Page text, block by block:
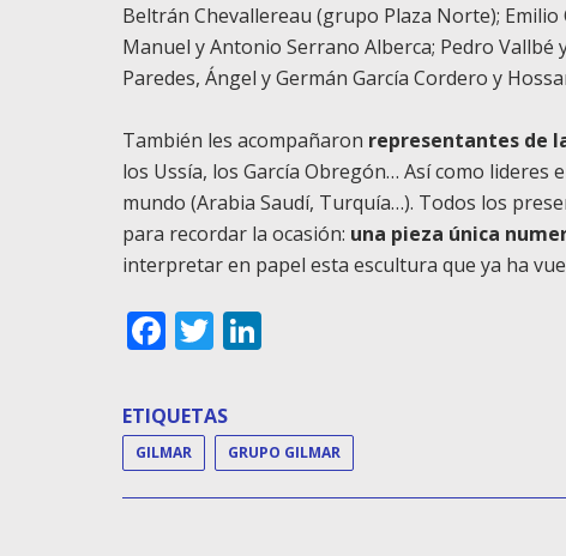
Beltrán Chevallereau (grupo Plaza Norte);
Manuel y Antonio Serrano Alberca; Pedro Vallbé
Paredes, Ángel y Germán García Cordero y
También les acompañaron representantes de
los Ussía, los García Obregón… Así como lideres
mundo (Arabia Saudí, Turquía…). Todos los
para recordar la ocasión: una pieza única
interpretar en papel esta escultura que ya ha
Facebook
Twitter
ETIQUETAS
GILMAR GRUPO GILMAR